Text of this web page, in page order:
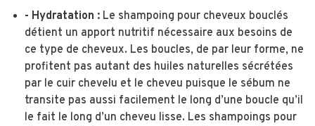
- Hydratation : Le shampoing pour cheveux bouclés
détient un apport nutritif nécessaire aux besoins de
ce type de cheveux. Les boucles, de par leur forme, ne
profitent pas autant des huiles naturelles sécrétées
par le cuir chevelu et le cheveu puisque le sébum ne
transite pas aussi facilement le long d’une boucle qu’il
le fait le long d’un cheveu lisse. Les shampoings pour